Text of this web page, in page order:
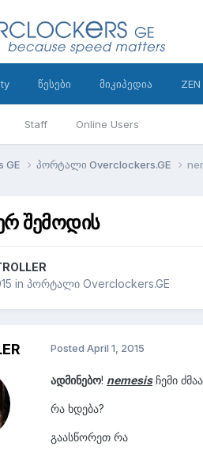
Staff Online Users
წესები მიკიპედია
GE პორტალი Overclockers.GE
შემოდის
in პორტალი Overclockers.GE
Posted April 1, 2015
ადმინებო! nemesisჩემი
რა ხდება?
გაასწორეთ რა